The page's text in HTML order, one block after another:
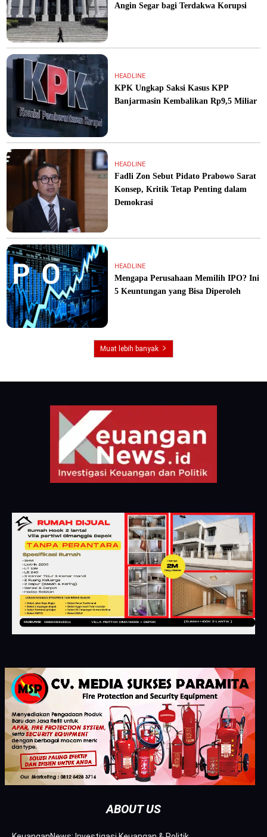
Angin Segar bagi Terdakwa Korupsi
HEADLINE
KPK Ungkap Saksi Kasus KPP
Banjarmasin Kembalikan Rp9,5 Miliar
HEADLINE
Fadli Zon Sebut Pidato Prabowo Sarat
Konsep, Kritik Tetap Penting dalam
Demokrasi
HEADLINE
Mengapa Perusahaan Memilih IPO? Ini
5 Keuntungan yang Bisa Diperoleh
Muat lebih banyak
ABOUT US